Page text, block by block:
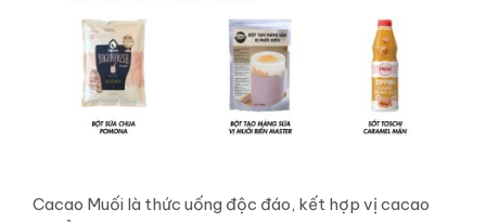
Cacao Muối là thức uống độc đáo, kết hợp vị cacao